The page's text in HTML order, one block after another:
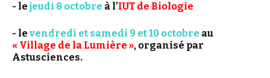
- le jeudi 8 octobre à l’IUT de Biologie
- le vendredi et samedi 9 et 10 octobre au
« Village de la Lumière », organisé par
Astusciences.